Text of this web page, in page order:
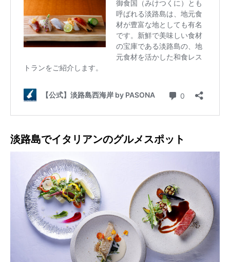
淡路島でイタリアンのグルメスポット